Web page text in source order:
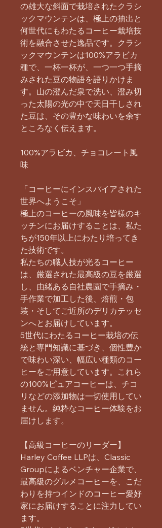
の雄大な斜面で栽培されたクラシ
ックマウンテンは、極上の抽出と
何世代にもわたるコーヒー栽培技
術を融合させた逸品です。クラシ
ックマウンテンは100%アラビカ
種で、一杯一杯が、一つ一つ手摘
みされた豆の物語を語りかけま
す。山の澄んだ泉で洗い、澄み切
った太陽の光の中で天日干しされ
た豆は、その豊かな味わいを余す
ところなく伝えます。
100%アラビカ、 チョコレート風
味
「コーヒーにインスパイアされた
世界へようこそ」
極上のコーヒーの風味を皆様のキ
ッチンにお届けすることは、私た
ちが150年以上にわたり培ってき
た技術です。
私たちの職人技が光るコーヒー
は、厳選された最高級の豆を厳選
し、由緒ある自社農園で手摘み・
手作業で加工した後、焙煎・包
装・そしてご近所のデリカテッセ
ンへとお届けしています。
5世代にわたるコーヒー栽培の伝
統と専門知識に基づき、個性豊か
で味わい深い、幅広い種類のコー
ヒーをご用意しています。これら
の100%ピュアコーヒーは、チコ
リなどの添加物は一切使用してい
ません。純粋なコーヒー体験をお
届けします。
【高級コーヒーのリーダー】
Harley Coffee LLPは、Classic
Groupによるベンチャー企業で、
最高級のグルメコーヒーを、こだ
わりを持つインドのコーヒー愛好
家にお届けすることに注力してい
ます。